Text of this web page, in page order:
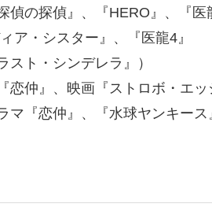
偵』、『HERO』、『医龍
シスター』、『医龍4』
レラ』）
仲』、映画『ストロボ・エッ
『恋仲』、『水球ヤンキース